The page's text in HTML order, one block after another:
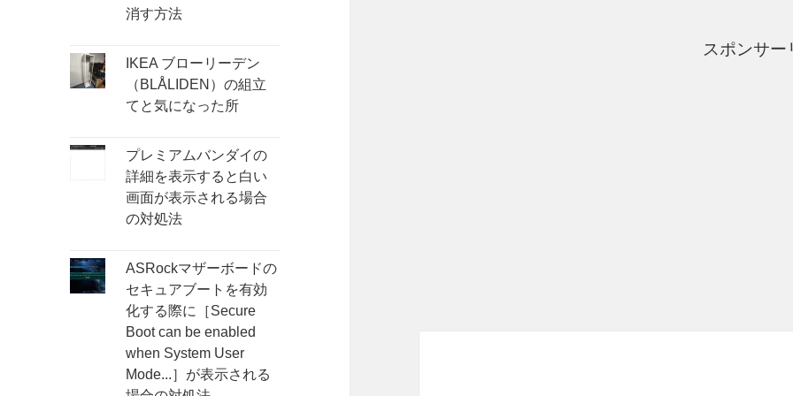
消す方法
IKEA ブローリーデン
（BLÅLIDEN）の組立
てと気になった所
プレミアムバンダイの
詳細を表示すると白い
画面が表示される場合
の対処法
ASRockマザーボードの
セキュアブートを有効
化する際に［Secure
Boot can be enabled
when System User
Mode...］が表示される
スポンサー